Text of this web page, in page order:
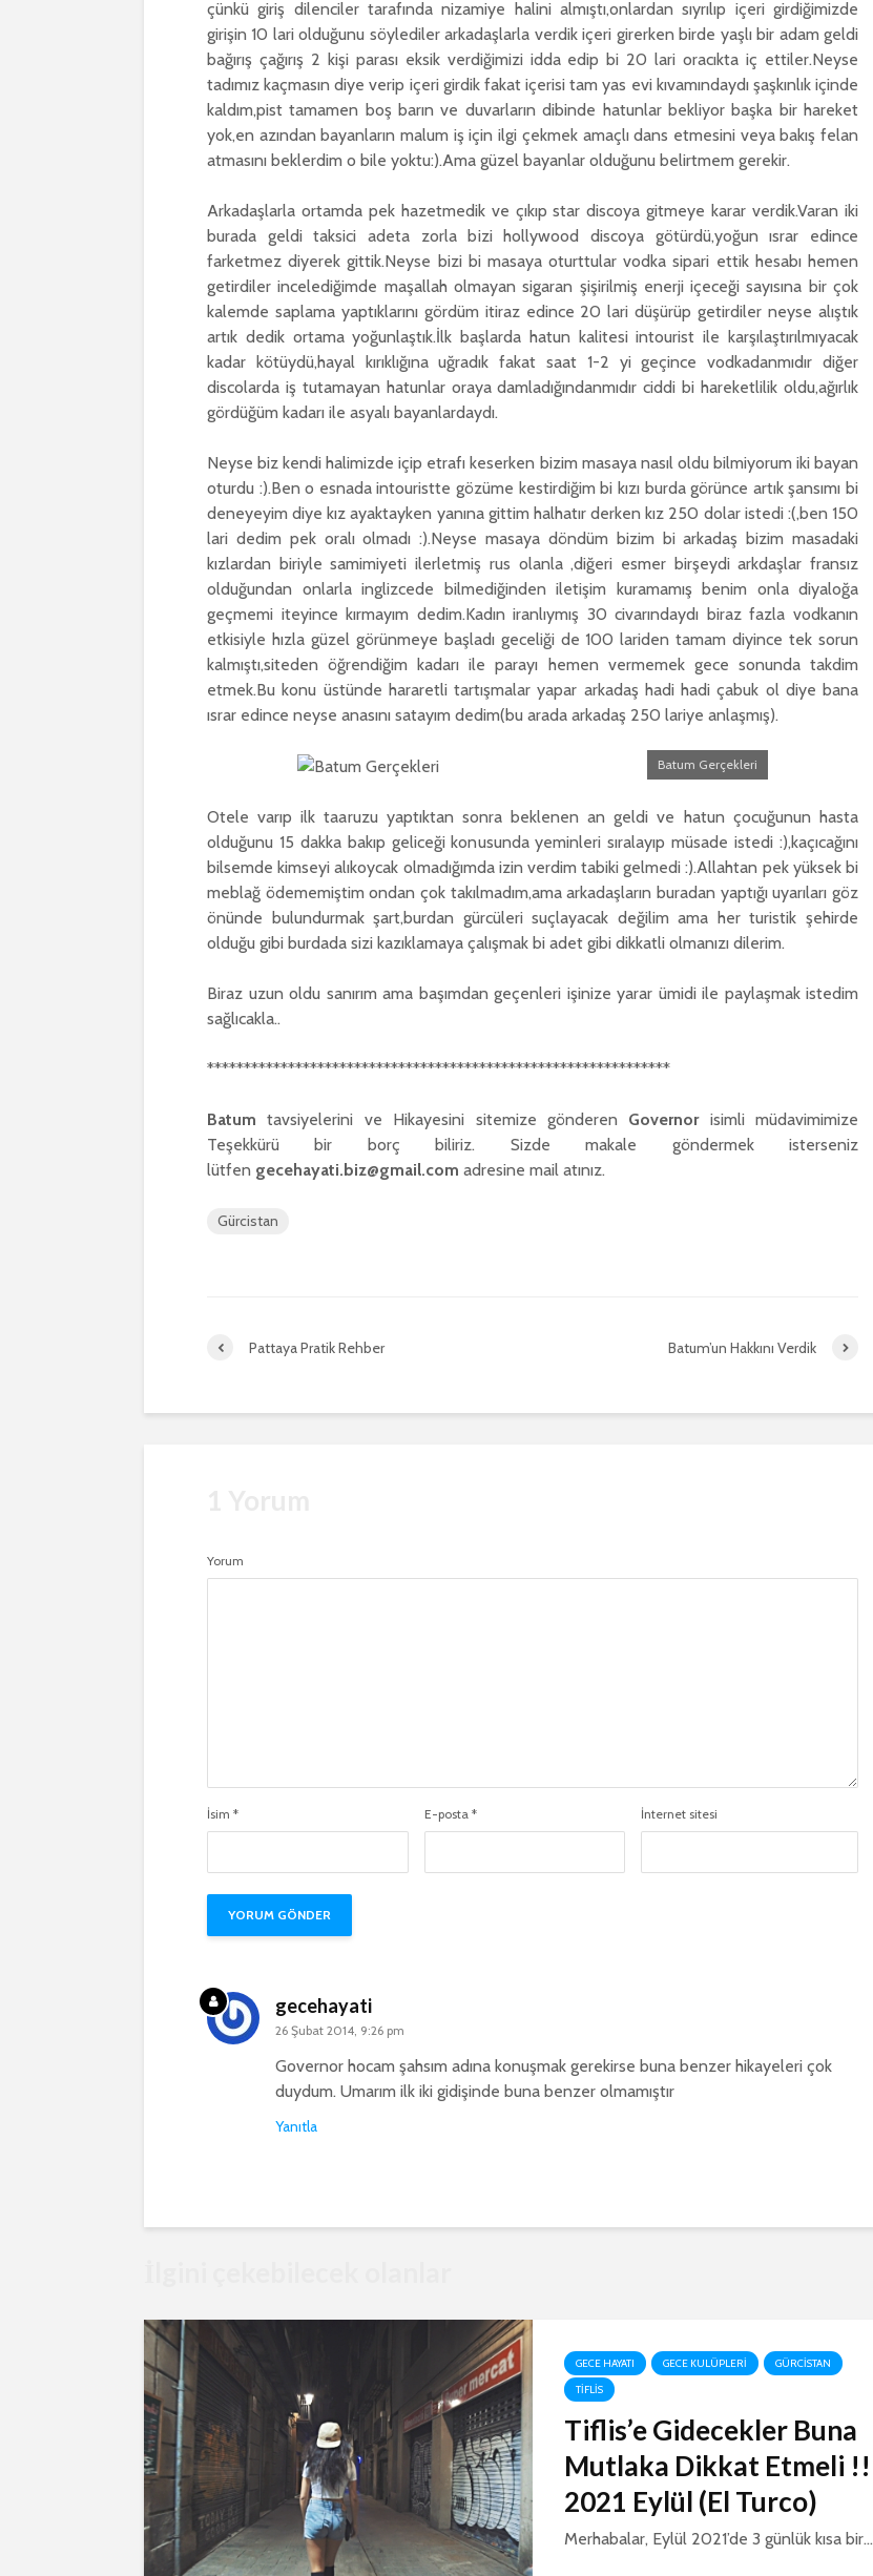
çünkü giriş dilenciler tarafında nizamiye halini almıştı,onlardan sıyrılıp içeri girdiğimizde
girişin 10 lari olduğunu söylediler arkadaşlarla verdik içeri girerken birde yaşlı bir adam geldi
bağırış çağırış 2 kişi parası eksik verdiğimizi idda edip bi 20 lari oracıkta iç ettiler.Neyse
tadımız kaçmasın diye verip içeri girdik fakat içerisi tam yas evi kıvamındaydı şaşkınlık içinde
kaldım,pist tamamen boş barın ve duvarların dibinde hatunlar bekliyor başka bir hareket
yok,en azından bayanların malum iş için ilgi çekmek amaçlı dans etmesini veya bakış felan
atmasını beklerdim o bile yoktu:).Ama güzel bayanlar olduğunu belirtmem gerekir.
Arkadaşlarla ortamda pek hazetmedik ve çıkıp star discoya gitmeye karar verdik.Varan iki
burada geldi taksici adeta zorla bizi hollywood discoya götürdü,yoğun ısrar edince
farketmez diyerek gittik.Neyse bizi bi masaya oturttular vodka sipari ettik hesabı hemen
getirdiler incelediğimde maşallah olmayan sigaran şişirilmiş enerji içeceği sayısına bir çok
kalemde saplama yaptıklarını gördüm itiraz edince 20 lari düşürüp getirdiler neyse alıştık
artık dedik ortama yoğunlaştık.İlk başlarda hatun kalitesi intourist ile karşılaştırılmıyacak
kadar kötüydü,hayal kırıklığına uğradık fakat saat 1-2 yi geçince vodkadanmıdır diğer
discolarda iş tutamayan hatunlar oraya damladığındanmıdır ciddi bi hareketlilik oldu,ağırlık
gördüğüm kadarı ile asyalı bayanlardaydı.
Neyse biz kendi halimizde içip etrafı keserken bizim masaya nasıl oldu bilmiyorum iki bayan
oturdu :).Ben o esnada intouristte gözüme kestirdiğim bi kızı burda görünce artık şansımı bi
deneyeyim diye kız ayaktayken yanına gittim halhatır derken kız 250 dolar istedi :(,ben 150
lari dedim pek oralı olmadı :).Neyse masaya döndüm bizim bi arkadaş bizim masadaki
kızlardan biriyle samimiyeti ilerletmiş rus olanla ,diğeri esmer birşeydi arkdaşlar fransız
olduğundan onlarla inglizcede bilmediğinden iletişim kuramamış benim onla diyaloğa
geçmemi iteyince kırmayım dedim.Kadın iranlıymış 30 civarındaydı biraz fazla vodkanın
etkisiyle hızla güzel görünmeye başladı geceliği de 100 lariden tamam diyince tek sorun
kalmıştı,siteden öğrendiğim kadarı ile parayı hemen vermemek gece sonunda takdim
etmek.Bu konu üstünde hararetli tartışmalar yapar arkadaş hadi hadi çabuk ol diye bana
ısrar edince neyse anasını satayım dedim(bu arada arkadaş 250 lariye anlaşmış).
Batum Gerçekleri
Otele varıp ilk taaruzu yaptıktan sonra beklenen an geldi ve hatun çocuğunun hasta
olduğunu 15 dakka bakıp geliceği konusunda yeminleri sıralayıp müsade istedi :),kaçıcağını
bilsemde kimseyi alıkoycak olmadığımda izin verdim tabiki gelmedi :).Allahtan pek yüksek bi
meblağ ödememiştim ondan çok takılmadım,ama arkadaşların buradan yaptığı uyarıları göz
önünde bulundurmak şart,burdan gürcüleri suçlayacak değilim ama her turistik şehirde
olduğu gibi burdada sizi kazıklamaya çalışmak bi adet gibi dikkatli olmanızı dilerim.
Biraz uzun oldu sanırım ama başımdan geçenleri işinize yarar ümidi ile paylaşmak istedim
sağlıcakla..
***************************************************************
Batumtavsiyelerini ve Hikayesini sitemize gönderen Governor isimli müdavimimize
Teşekkürü bir borç biliriz. Sizde makale göndermek isterseniz
lütfen gecehayati.biz@gmail.com adresine mail atınız.
Gürcistan
Pattaya Pratik Rehber Batum’un Hakkını Verdik
Yorum
İsim * E-posta * İnternet sitesi
gecehayati
26 Şubat 2014, 9:26 pm
Governor hocam şahsım adına konuşmak gerekirse buna benzer hikayeleri çok
duydum. Umarım ilk iki gidişinde buna benzer olmamıştır
Yanıtla
GECE HAYATI GECE KULÜPLERI
GÜRCISTAN
TIFLIS
Tiflis’e Gidecekler Buna
Mutlaka Dikkat Etmeli !!
2021 Eylül (El Turco)
Merhabalar, Eylül 2021’de 3 günlük kısa bir...